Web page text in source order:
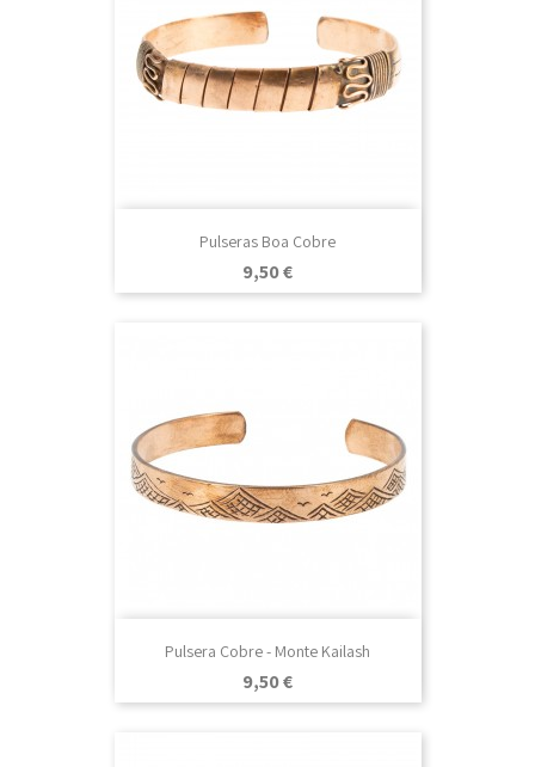
Pulseras Boa Cobre
Precio
9,50 €
Pulsera Cobre - Monte Kailash
Precio
9,50 €